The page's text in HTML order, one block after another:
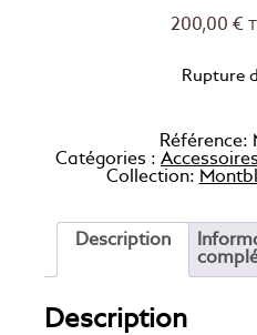
200,00 €
Rupture
Référence:
Catégories :
Collection:
Description
Description